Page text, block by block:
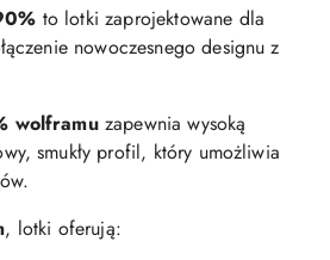
to lotki zaprojektowane dla
nowoczesnego designu z
wolframuzapewnia wysoką
smukły profil, który umożliwia
, lotki oferują: